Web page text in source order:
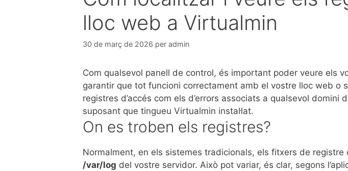
lloc web a Virtualmin
30 de març de 2026 per admin
Com qualsevol panell de control, és important poder veure els
garantir que tot funcioni correctament amb el vostre lloc web
registres d’accés com els d’errors associats a qualsevol
suposant que tingueu Virtualmin instal·lat.
On es troben els registres?
Normalment, en els sistemes tradicionals, els fitxers de registre
/var/log del vostre servidor. Això pot variar, és clar, segons